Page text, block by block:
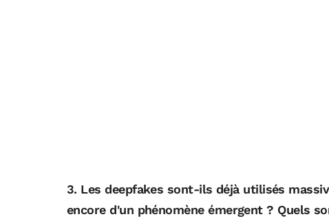
3. Les deepfakes sont-ils déjà utilisés
encore d'un phénomène émergent ? Quels